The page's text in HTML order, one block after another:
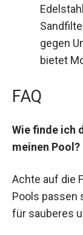
gegen
bietet
FAQ
Wie finde ich
meinen Pool?
Achte auf die
Pools passen
für sauberes